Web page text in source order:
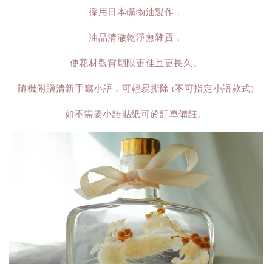
採用日本礦物油製作，
油品清澈乾淨無雜質，
使花材觀賞期限更佳且更長久。
隨機附贈清新手寫小語，可輕易撕除 (不可指定小語款式)
如不需要小語貼紙可於訂單備註。